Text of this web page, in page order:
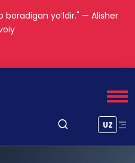
boradigan yoʻldir." — Alisher
UZ